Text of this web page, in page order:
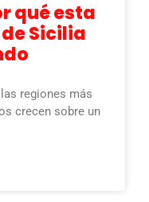
qué esta
Sicilia
regiones más
crecen sobre un